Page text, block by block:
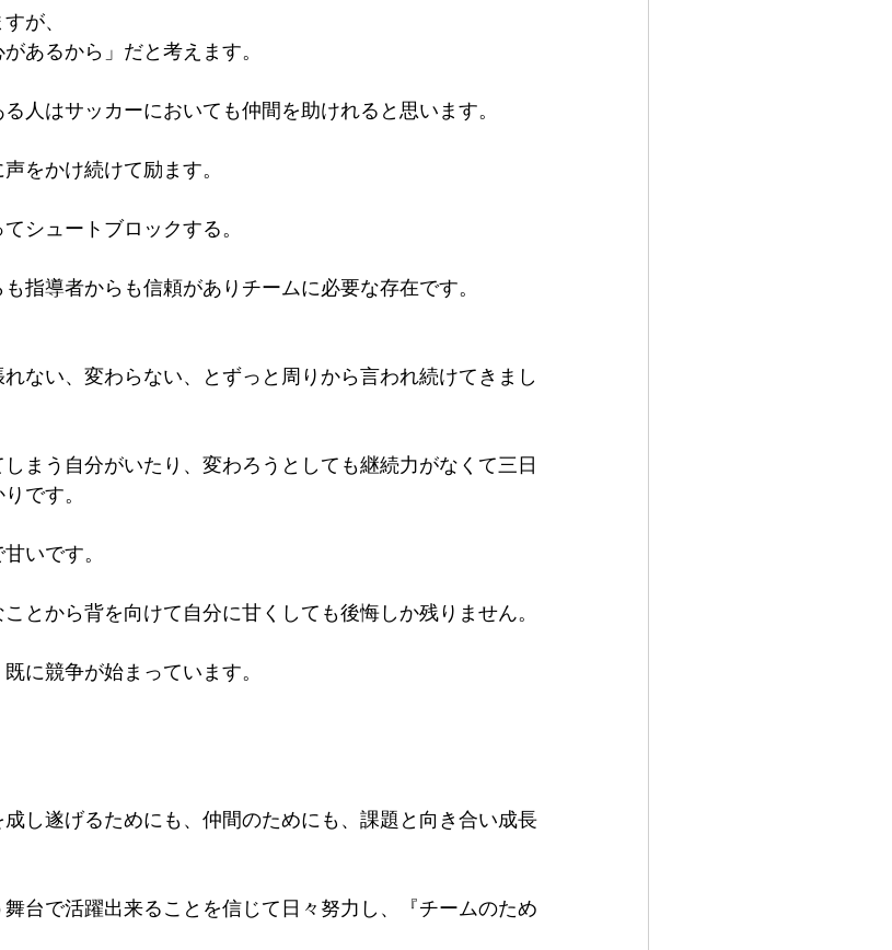
が、
あるから」だと考えます。
人はサッカーにおいても仲間を助けれると思います。
をかけ続けて励ます。
シュートブロックする。
指導者からも信頼がありチームに必要な存在です。
ない、変わらない、とずっと周りから言われ続けてきまし
まう自分がいたり、変わろうとしても継続力がなくて三日
です。
いです。
とから背を向けて自分に甘くしても後悔しか残りません。
に競争が始まっています。
し遂げるためにも、仲間のためにも、課題と向き合い成長
台で活躍出来ることを信じて日々努力し、『チームのため